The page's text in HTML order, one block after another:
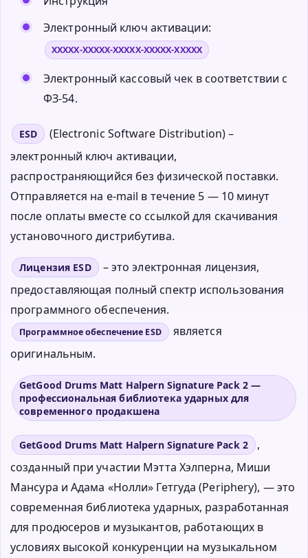
Электронный ключ активации:
XXXXX-XXXXX-XXXXX-XXXXX-XXXXX
Электронный кассовый чек в соответствии с
ФЗ-54.
ESD
(Electronic Software Distribution) –
электронный ключ активации,
распространяющийся без физической поставки.
Отправляется на e-mail в течение 5 — 10 минут
после оплаты вместе со ссылкой для скачивания
установочного дистрибутива.
Лицензия ESD
– это электронная лицензия,
предоставляющая полный спектр использования
программного обеспечения.
Программное обеспечение ESD
является
оригинальным.
GetGood Drums Matt Halpern Signature Pack 2 —
профессиональная библиотека ударных для
современного продакшена
GetGood Drums Matt Halpern Signature Pack 2
,
созданный при участии Мэтта Хэлперна, Миши
Мансура и Адама «Нолли» Гетгуда (Periphery), — это
современная библиотека ударных, разработанная
для продюсеров и музыкантов, работающих в
условиях высокой конкуренции на музыкальном